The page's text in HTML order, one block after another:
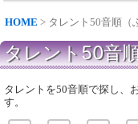
HOME > タレント50音順（
タレント50音
タレントを50音順で探し、
す。